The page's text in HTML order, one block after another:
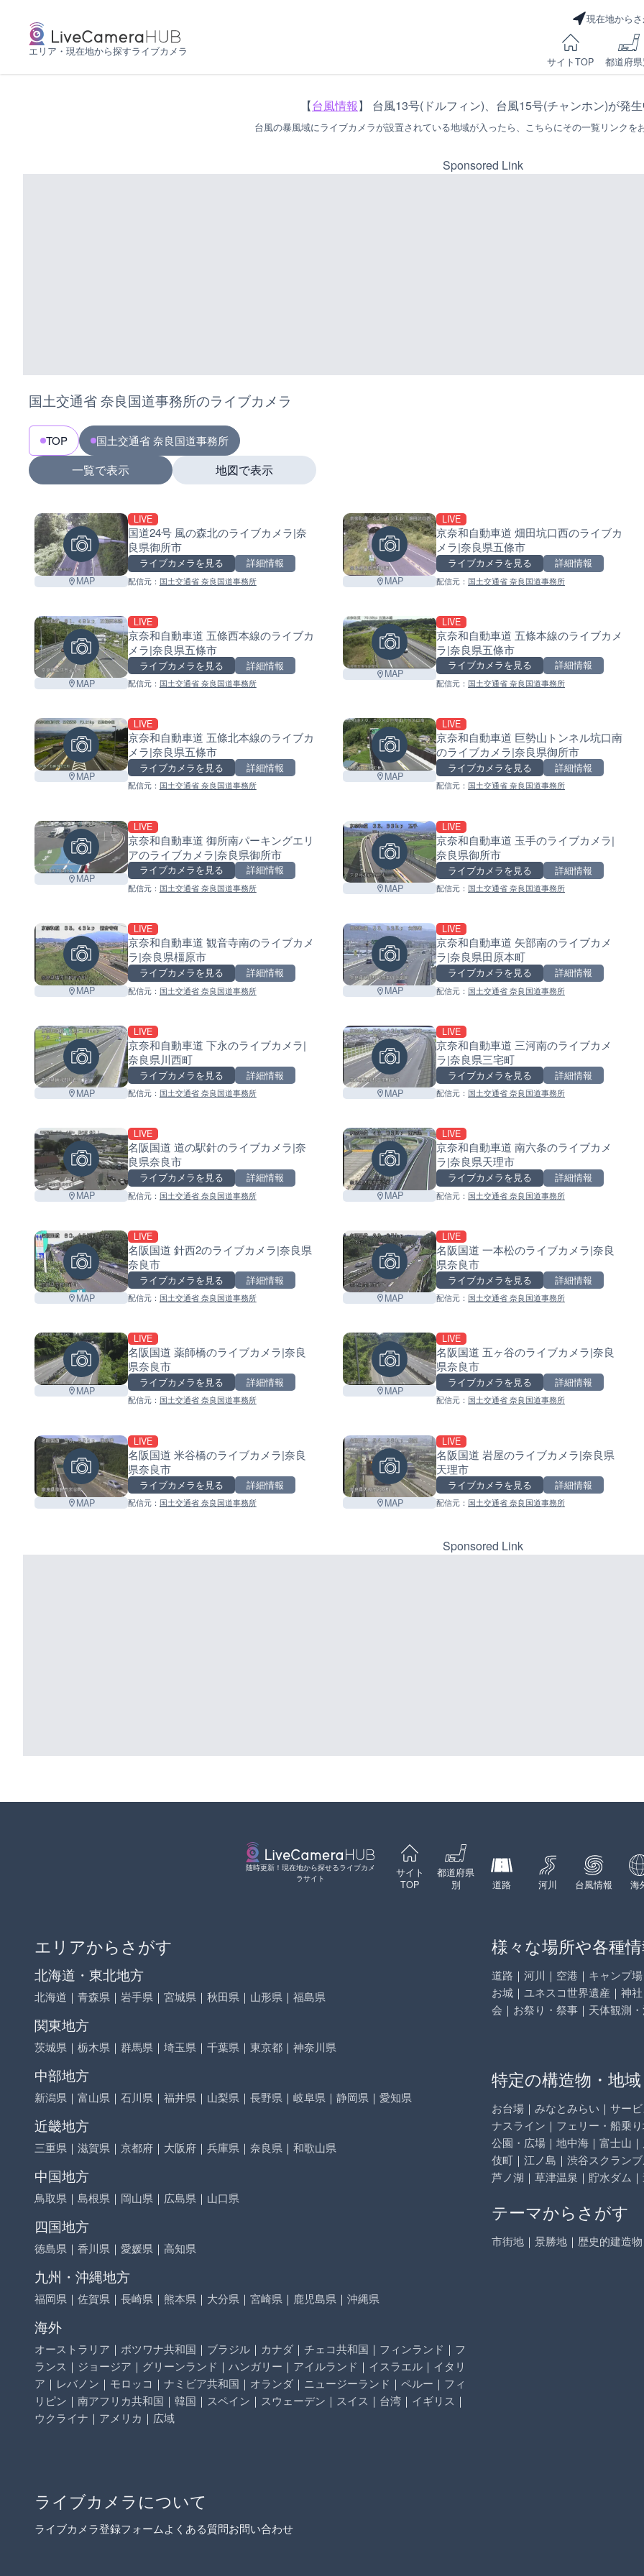
エリア・現在地から探すライブカメラ
現在地から
サイトTOP 都道府
【台風情報】 台風13号(ドルフィン)、台風15号(チャンホン)が発生
台風の暴風域にライブカメラが設置されている地域が入ったら、こちらにその一覧リンクを
Sponsored Link
国土交通省 奈良国道事務所のライブカメラ
TOP 国土交通省 奈良国道事務所
一覧で表示
MAP
LIVE
国道24号 風の森北のライブカメラ|奈
良県御所市
ライブカメラを見る 詳細情報
配信元： 国土交通省 奈良国道事務所 MAP
LIVE
京奈和自動車道 畑田坑口西のライブカ
メラ|奈良県五條市
ライブカメラを見る 詳細情報
配信元： 国土交通省 奈良国道事務所
MAP
LIVE
京奈和自動車道 五條西本線のライブカ
メラ|奈良県五條市
ライブカメラを見る 詳細情報
配信元： 国土交通省 奈良国道事務所
MAP
LIVE
京奈和自動車道 五條本線のライブカメ
ラ|奈良県五條市
ライブカメラを見る 詳細情報
配信元： 国土交通省 奈良国道事務所
MAP
LIVE
京奈和自動車道 五條北本線のライブカ
メラ|奈良県五條市
ライブカメラを見る 詳細情報
配信元： 国土交通省 奈良国道事務所
MAP
LIVE
京奈和自動車道 巨勢山トンネル坑口南
のライブカメラ|奈良県御所市
ライブカメラを見る 詳細情報
配信元： 国土交通省 奈良国道事務所
MAP
LIVE
京奈和自動車道 御所南パーキングエリ
アのライブカメラ|奈良県御所市
ライブカメラを見る 詳細情報
配信元： 国土交通省 奈良国道事務所 MAP
LIVE
京奈和自動車道 玉手のライブカメラ|
奈良県御所市
ライブカメラを見る 詳細情報
配信元： 国土交通省 奈良国道事務所
MAP
LIVE
京奈和自動車道 観音寺南のライブカメ
ラ|奈良県橿原市
ライブカメラを見る 詳細情報
配信元： 国土交通省 奈良国道事務所 MAP
LIVE
京奈和自動車道 矢部南のライブカメ
ラ|奈良県田原本町
ライブカメラを見る 詳細情報
配信元： 国土交通省 奈良国道事務所
MAP
LIVE
京奈和自動車道 下永のライブカメラ|
奈良県川西町
ライブカメラを見る 詳細情報
配信元： 国土交通省 奈良国道事務所 MAP
LIVE
京奈和自動車道 三河南のライブカメ
ラ|奈良県三宅町
ライブカメラを見る 詳細情報
配信元： 国土交通省 奈良国道事務所
MAP
LIVE
名阪国道 道の駅針のライブカメラ|奈
良県奈良市
ライブカメラを見る 詳細情報
配信元： 国土交通省 奈良国道事務所 MAP
LIVE
京奈和自動車道 南六条のライブカメ
ラ|奈良県天理市
ライブカメラを見る 詳細情報
配信元： 国土交通省 奈良国道事務所
MAP
LIVE
名阪国道 針西2のライブカメラ|奈良県
奈良市
ライブカメラを見る 詳細情報
配信元： 国土交通省 奈良国道事務所 MAP
LIVE
名阪国道 一本松のライブカメラ|奈良
県奈良市
ライブカメラを見る 詳細情報
配信元： 国土交通省 奈良国道事務所
MAP
LIVE
名阪国道 薬師橋のライブカメラ|奈良
県奈良市
ライブカメラを見る 詳細情報
配信元： 国土交通省 奈良国道事務所
MAP
LIVE
名阪国道 五ヶ谷のライブカメラ|奈良
県奈良市
ライブカメラを見る 詳細情報
配信元： 国土交通省 奈良国道事務所
MAP
LIVE
名阪国道 米谷橋のライブカメラ|奈良
県奈良市
ライブカメラを見る 詳細情報
配信元： 国土交通省 奈良国道事務所 MAP
LIVE
名阪国道 岩屋のライブカメラ|奈良県
天理市
ライブカメラを見る 詳細情報
配信元： 国土交通省 奈良国道事務所
地図で表示
Sponsored Link
随時更新！現在地から探せるライブカメ
ラサイト
サイト
TOP
都道府県
別
道路 河川 台風情報 海
エリアからさがす
北海道・東北地方
北海道 ｜ 青森県 ｜ 岩手県 ｜ 宮城県 ｜ 秋田県 ｜ 山形県 ｜ 福島県
関東地方
茨城県 ｜ 栃木県 ｜ 群馬県 ｜ 埼玉県 ｜ 千葉県 ｜ 東京都 ｜ 神奈川県
中部地方
新潟県 ｜ 富山県 ｜ 石川県 ｜ 福井県 ｜ 山梨県 ｜ 長野県 ｜ 岐阜県 ｜ 静岡県 ｜ 愛知県
近畿地方
三重県 ｜ 滋賀県 ｜ 京都府 ｜ 大阪府 ｜ 兵庫県 ｜ 奈良県 ｜ 和歌山県
中国地方
鳥取県 ｜ 島根県 ｜ 岡山県 ｜ 広島県 ｜ 山口県
四国地方
徳島県 ｜ 香川県 ｜ 愛媛県 ｜ 高知県
九州・沖縄地方
福岡県 ｜ 佐賀県 ｜ 長崎県 ｜ 熊本県 ｜ 大分県 ｜ 宮崎県 ｜ 鹿児島県 ｜ 沖縄県
海外
オーストラリア ｜ ボツワナ共和国 ｜ ブラジル ｜ カナダ ｜ チェコ共和国 ｜ フィンランド ｜ フ
ランス ｜ ジョージア ｜ グリーンランド ｜ ハンガリー ｜ アイルランド ｜ イスラエル ｜ イタリ
ア ｜ レバノン ｜ モロッコ ｜ ナミビア共和国 ｜ オランダ ｜ ニュージーランド ｜ ペルー ｜ フィ
リピン ｜ 南アフリカ共和国 ｜ 韓国 ｜ スペイン ｜ スウェーデン ｜ スイス ｜ 台湾 ｜ イギリス ｜
ウクライナ ｜ アメリカ ｜ 広域
様々な場所や各種
道路 ｜ 河川 ｜ 空港 ｜ キャンプ場
お城 ｜ ユネスコ世界遺産 ｜ 神社
会 ｜ お祭り・祭事 ｜ 天体観測
特定の構造物・地
お台場 ｜ みなとみらい ｜ サー
ナスライン ｜ フェリー・船乗
公園・広場 ｜ 地中海 ｜ 富士山 ｜
伎町 ｜ 江ノ島 ｜ 渋谷スクラン
芦ノ湖 ｜ 草津温泉 ｜ 貯水ダム ｜
テーマからさがす
市街地 ｜ 景勝地 ｜ 歴史的建造物
ライブカメラについて
ライブカメラ登録フォームよくある質問お問い合わせ